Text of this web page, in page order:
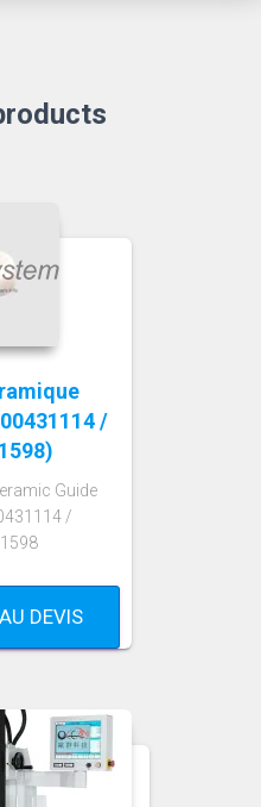
/
Guide
/
DEVIS